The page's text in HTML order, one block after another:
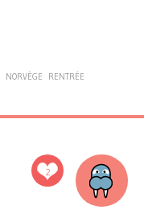
NORVÈGE
RENTRÉE
2